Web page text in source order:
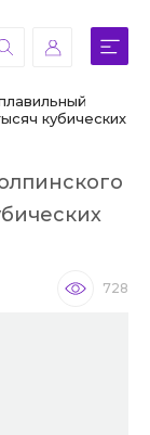
кубических
728